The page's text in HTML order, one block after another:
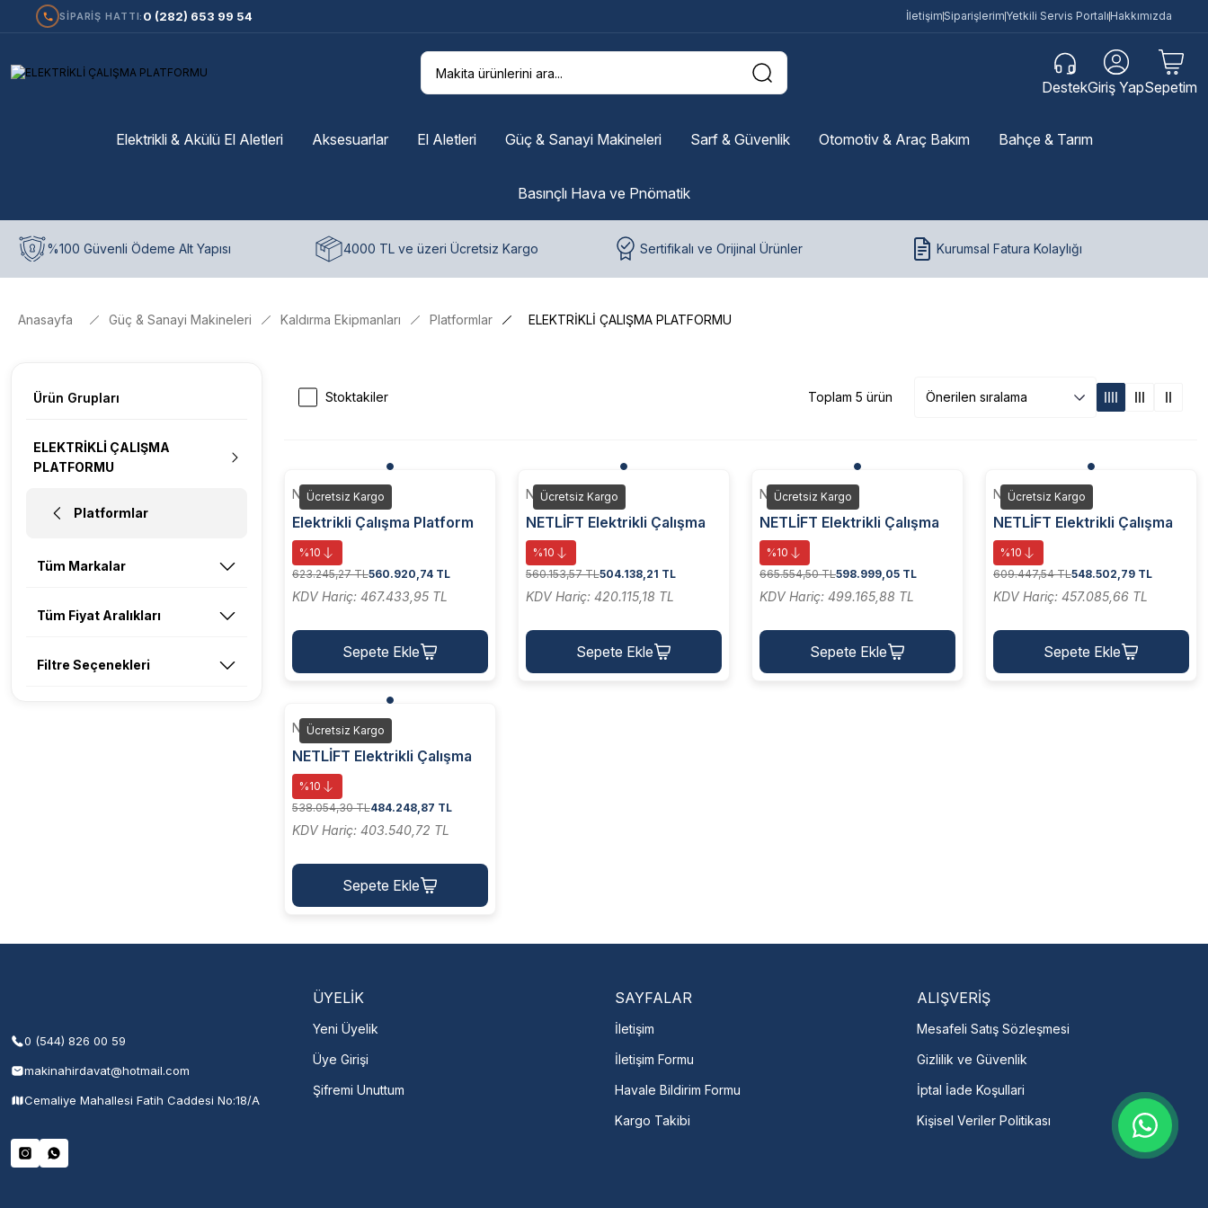
SİPARİŞ HATTI: 0 (282) 653 99 54 İletişimSiparişlerim Yetkili Servis Portalı Hakkımızda
DestekGiriş YapSepetim
Elektrikli & Akülü El Aletleri Aksesuarlar El Aletleri Güç & Sanayi Makineleri Sarf & Güvenlik Otomotiv & Araç Bakım Bahçe & Tarım
Basınçlı Hava ve Pnömatik
%100 Güvenli Ödeme Alt Yapısı 4000 TL ve üzeri Ücretsiz Kargo Sertifikalı ve Orijinal Ürünler Kurumsal Fatura Kolaylığı
Anasayfa Güç & Sanayi Makineleri Kaldırma Ekipmanları Platformlar ELEKTRİKLİ ÇALIŞMA PLATFORMU
Ürün Grupları
ELEKTRİKLİ ÇALIŞMA
PLATFORMU
Platformlar
Tüm Markalar
Tüm Fiyat Aralıkları
Filtre Seçenekleri
Stoktakiler Toplam 5 ürün
Ücretsiz Kargo
NETLİFT
Elektrikli Çalışma Platform
(ÇİFT DİREK ÇALIŞMA
PLATFORMU NL-DMAP 12)
%10
623.245,27 TL560.920,74 TL
KDV Hariç: 467.433,95 TL
Sepete Ekle
Ücretsiz Kargo
NETLİFT
NETLİFT Elektrikli Çalışma
Platform (ÇİFT DİREK
ÇALIŞMA PLATFORMU NL-
DMAP 10)
%10
560.153,57 TL504.138,21 TL
KDV Hariç: 420.115,18 TL
Sepete Ekle
Ücretsiz Kargo
NETLİFT
NETLİFT Elektrikli Çalışma
Platform (ÇİFT DİREK
ÇALIŞMA PLATFORMU NL-
DMAP 12.0-1)
%10
665.554,50 TL598.999,05 TL
KDV Hariç: 499.165,88 TL
Sepete Ekle
Ücretsiz Kargo
NETLİFT
NETLİFT Elektrikli Çalışma
Platform (TEK DİREK
ÇALIŞMA PLATFORMU NL-
SMAP 10.0-1)
%10
609.447,54 TL548.502,79 TL
KDV Hariç: 457.085,66 TL
Sepete Ekle
Ücretsiz Kargo
NETLİFT
NETLİFT Elektrikli Çalışma
Platform (TEK DİREK
ÇALIŞMA PLATFORMU NL-
SMAP 8.0-1)
%10
538.054,30 TL484.248,87 TL
KDV Hariç: 403.540,72 TL
Sepete Ekle
0 (544) 826 00 59
makinahirdavat@hotmail.com
Cemaliye Mahallesi Fatih Caddesi No:18/A
ÜYELİK
Yeni Üyelik
Üye Girişi
Şifremi Unuttum
SAYFALAR
İletişim
İletişim Formu
Havale Bildirim Formu
Kargo Takibi
ALIŞVERİŞ
Mesafeli Satış Sözleşmesi
Gizlilik ve Güvenlik
İptal İade Koşullari
Kişisel Veriler Politikası